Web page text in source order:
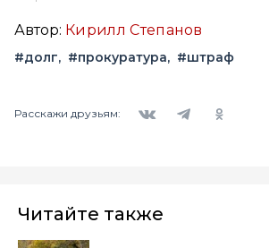
Автор: Кирилл Степанов
#долг #прокуратура #штраф
Расскажи друзьям:
Читайте также